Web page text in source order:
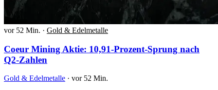
vor 52 Min. · Gold & Edelmetalle
Coeur Mining Aktie: 10,91-Prozent-Sprung nach
Q2-Zahlen
Gold & Edelmetalle · vor 52 Min.